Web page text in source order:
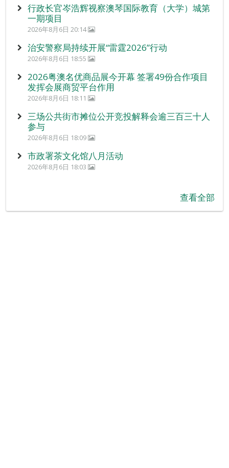
行政长官岑浩辉视察澳琴国际教育（大学）城第
一期项目
2026年8月6日 20:14
治安警察局持续开展“雷霆2026”行动
2026年8月6日 18:55
2026粤澳名优商品展今开幕 签署49份合作项目
发挥会展商贸平台作用
2026年8月6日 18:11
三场公共街市摊位公开竞投解释会逾三百三十人
参与
2026年8月6日 18:09
市政署茶文化馆八月活动
2026年8月6日 18:03
查看全部